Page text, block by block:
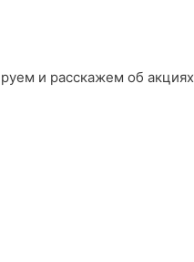
и расскажем об акциях